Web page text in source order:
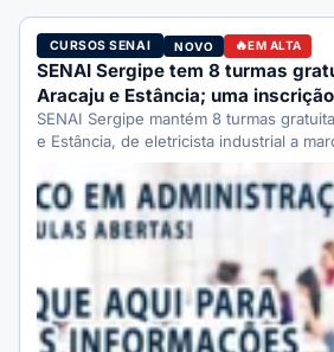
CURSOS SENAI NOVO EM ALTA
SENAI Sergipe tem 8 turmas
Aracaju e Estância; uma
SENAI Sergipe mantém 8 turmas
e Estância, de eletricista industrial a